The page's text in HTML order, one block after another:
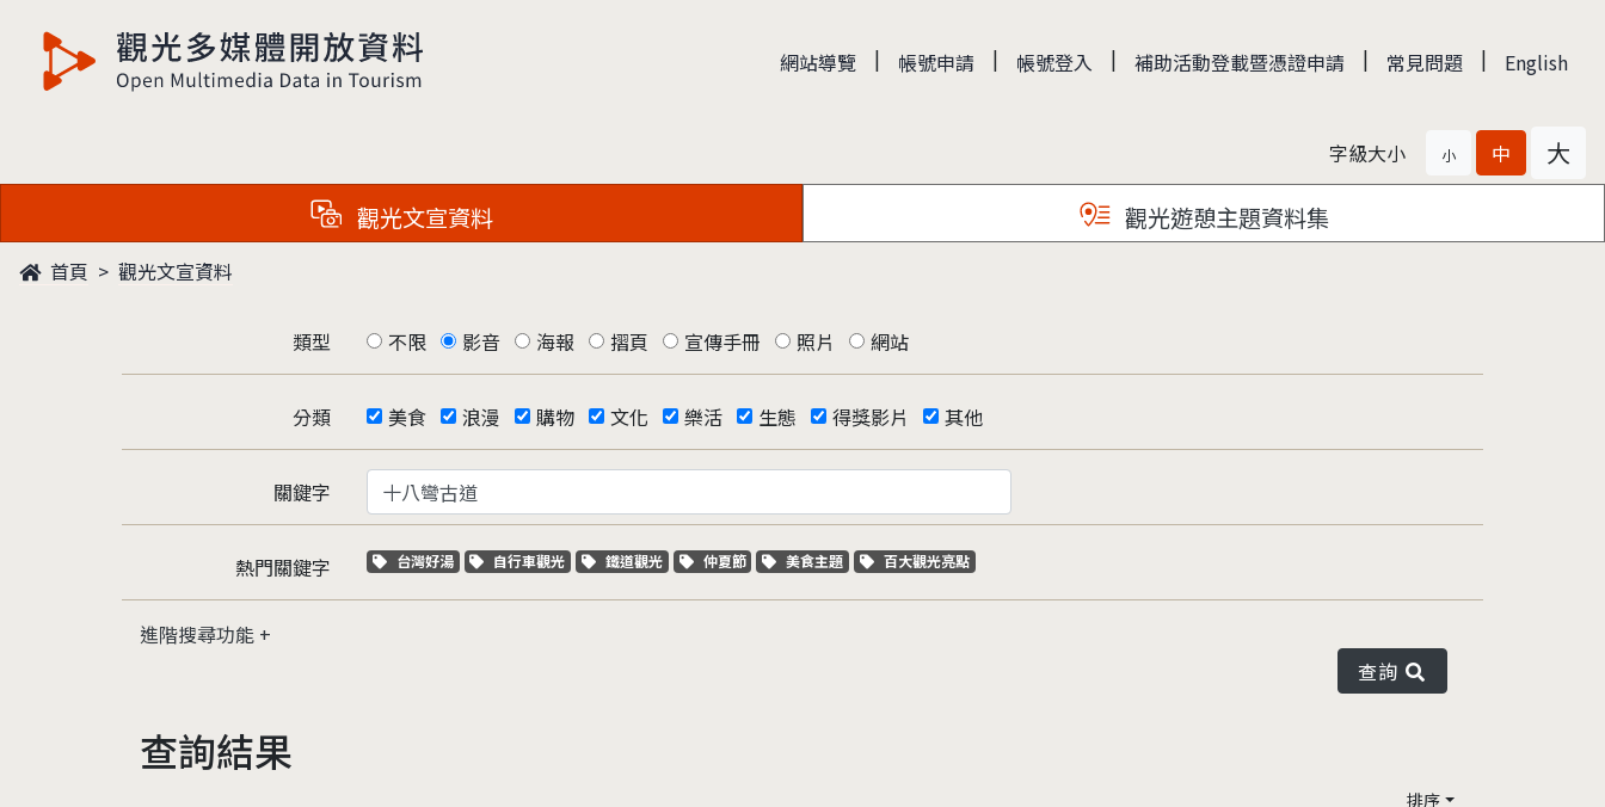
觀光多媒體開放資料 網站導覽 | 帳號申請 | 帳號登入 | 補助活動登載暨憑證申請 | 常見問題 | English
字級大小 小 中 大
觀光文宣資料 觀光遊憩主題資料集
首頁 觀光文宣資料
類型 不限 影音 海報 摺頁 宣傳手冊 照片 網站
分類 美食 浪漫 購物 文化 樂活 生態 得獎影片 其他
關鍵字
熱門關鍵字 關鍵字標籤
台灣好湯 關鍵字標籤
自行車觀光 關鍵字標籤
鐵道觀光 關鍵字標籤
仲夏節 關鍵字標籤
美食主題 關鍵字標籤
百大觀光亮點
進階搜尋功能
查詢
查詢結果
排序